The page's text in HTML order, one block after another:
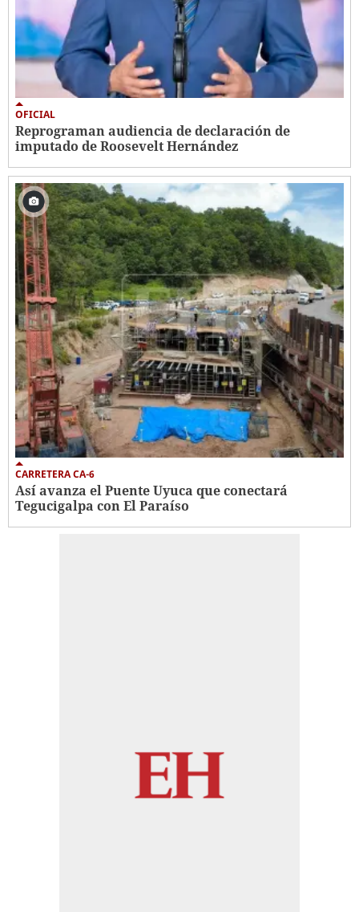
OFICIAL
Reprograman audiencia de declaración de
imputado de Roosevelt Hernández
CARRETERA CA-6
Así avanza el Puente Uyuca que conectará
Tegucigalpa con El Paraíso